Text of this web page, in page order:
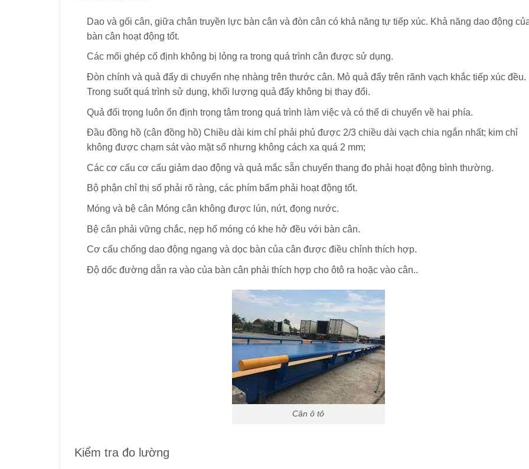
Dao và gối cân, giữa chân truyền lực bàn cân và đòn cân có khả năng tự tiếp xúc. Khả năng dao động
bàn cân hoạt động tốt.
Các mối ghép cố định không bị lỏng ra trong quá trình cân được sử dụng.
Đòn chính và quả đẩy di chuyển nhẹ nhàng trên thước cân. Mỏ quả đẩy trên rãnh vạch khắc tiếp xúc đều.
Trong suốt quá trình sử dụng, khối lượng quả đẩy không bị thay đổi.
Quả đối trọng luôn ổn định trọng tâm trong quá trình làm việc và có thể di chuyển về hai phía.
Đầu đồng hồ (cân đồng hồ) Chiều dài kim chỉ phải phủ được 2/3 chiều dài vạch chia ngắn nhất; kim chỉ
không được chạm sát vào mặt số nhưng không cách xa quá 2 mm;
Các cơ cấu cơ cấu giảm dao động và quả mắc sẵn chuyển thang đo phải hoạt động bình thường.
Bộ phận chỉ thị số phải rõ ràng, các phím bấm phải hoạt động tốt.
Móng và bệ cân Móng cân không được lún, nứt, đọng nước.
Bệ cân phải vững chắc, nẹp hố móng có khe hở đều với bàn cân.
Cơ cấu chống dao động ngang và dọc bàn của cân được điều chỉnh thích hợp.
Độ dốc đường dẫn ra vào của bàn cân phải thích hợp cho ôtô ra hoặc vào cân..
Cân ô tô
Kiểm tra đo lường